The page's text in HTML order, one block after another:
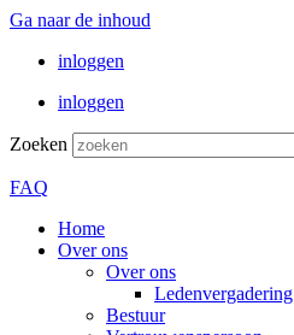
Ga naar de inhoud
inloggen
inloggen
Zoeken
FAQ
Home
Over ons
Over ons
Ledenvergadering
Bestuur